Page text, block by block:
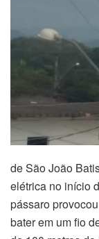
de São João
elétrica no início
pássaro
bater em um fio